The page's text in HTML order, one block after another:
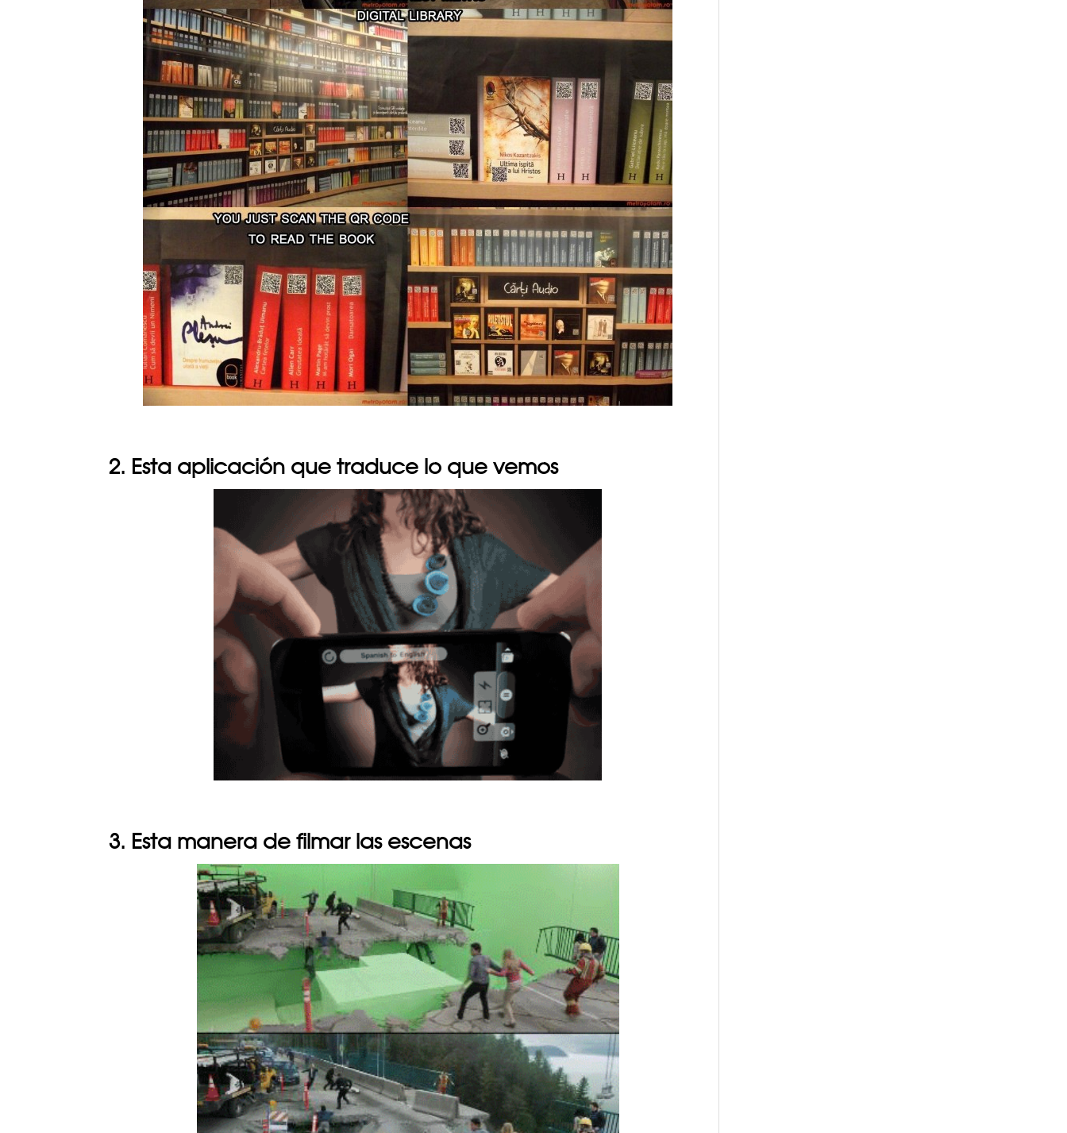
2. Esta aplicación que traduce lo que vemos
3. Esta manera de filmar las escenas